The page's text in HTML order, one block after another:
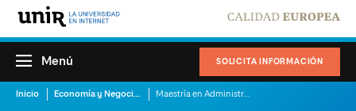
SOLICITA INFORMACIÓN
Menú
Inicio Economía y Negocios